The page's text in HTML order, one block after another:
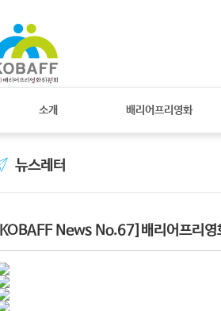
소개 배리어프리영화
뉴스레터
[KOBAFF News No.67]배리어프리영